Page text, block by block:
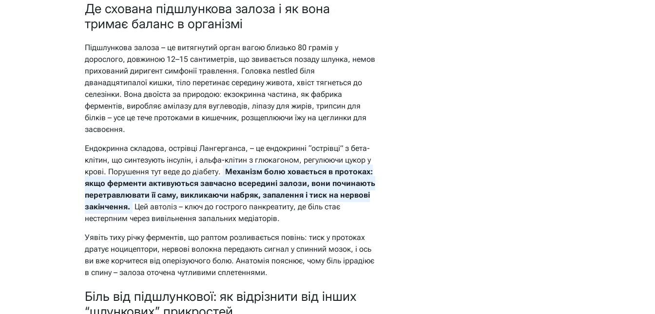
Де схована підшлункова залоза і як вона
тримає баланс в організмі
Підшлункова залоза – це витягнутий орган вагою близько 80 грамів у
дорослого, довжиною 12–15 сантиметрів, що звивається позаду шлунка, немов
прихований диригент симфонії травлення. Головка nestled біля
дванадцятипалої кишки, тіло перетинає середину живота, хвіст тягнеться до
селезінки. Вона двоїста за природою: екзокринна частина, як фабрика
ферментів, виробляє амілазу для вуглеводів, ліпазу для жирів, трипсин для
білків – усе це тече протоками в кишечник, розщеплюючи їжу на цеглинки для
засвоєння.
Ендокринна складова, острівці Лангерганса, – це ендокринні “острівці” з бета-
клітин, що синтезують інсулін, і альфа-клітин з глюкагоном, регулюючи цукор у
крові. Порушення тут веде до діабету.
Механізм болю ховається в протоках:
якщо ферменти активуються завчасно всередині залози, вони починають
перетравлювати її саму, викликаючи набряк, запалення і тиск на нервові
закінчення. Цей автоліз – ключ до гострого панкреатиту, де біль стає
нестерпним через вивільнення запальних медіаторів.
Уявіть тиху річку ферментів, що раптом розливається повінь: тиск у протоках
дратує ноцицептори, нервові волокна передають сигнал у спинний мозок, і ось
ви вже корчитеся від оперізуючого болю. Анатомія пояснює, чому біль іррадіює
в спину – залоза оточена чутливими сплетеннями.
Біль від підшлункової: як відрізнити від інших